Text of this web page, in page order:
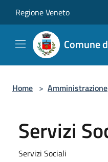
Regione Veneto
Comune
Home > Amministrazione
Servizi
Servizi Sociali